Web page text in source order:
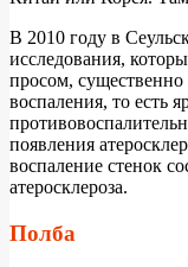
В 2010 году в
исследования,
просом, существенно
воспаления, то есть
появления
воспаление стенок
атеросклероза.
Полба